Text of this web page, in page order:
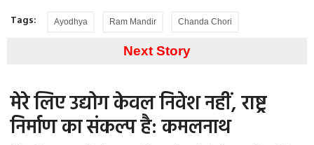
Tags: Ayodhya Ram Mandir Chanda Chori
Next Story
मेरे लिए उद्योग केवल निवेश नहीं, राष्ट्र
निर्माण का संकल्प है: कमलनाथ